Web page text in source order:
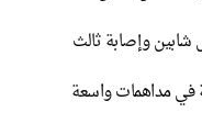
وإصابة ثالث
مداهمات واسعة